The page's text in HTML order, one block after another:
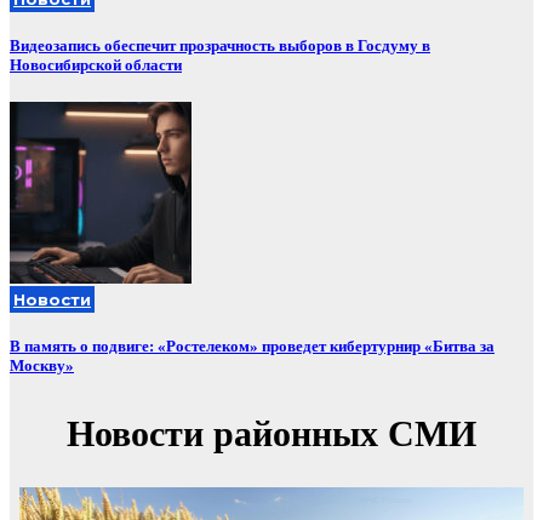
Видеозапись обеспечит прозрачность выборов в Госдуму в
Новосибирской области
Новости
В память о подвиге: «Ростелеком» проведет кибертурнир «Битва за
Москву»